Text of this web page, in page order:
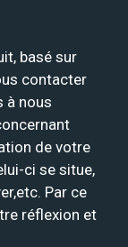
basé sur
contacter
à nous
de votre
ci se situe,
Par ce
réflexion et